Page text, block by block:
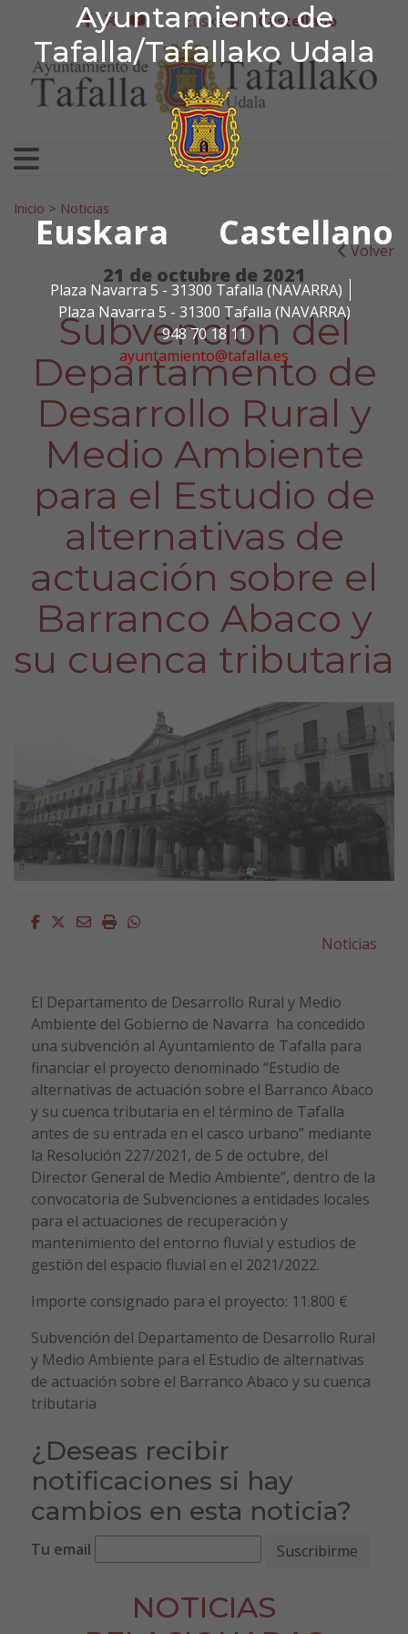
Ayuntamiento de
Tafalla/Tafallako Udala
Euskara Castellano
Plaza Navarra 5 - 31300 Tafalla (NAVARRA)
Plaza Navarra 5 - 31300 Tafalla (NAVARRA)
948 70 18 11
ayuntamiento@tafalla.es
Ir al contenido
Ayuntamiento de
facebook
twitter
youtube
Euskera Castellano
Search for:
Inicio > Noticias
Volver
21 de octubre de 2021
Subvención del
Departamento de
Desarrollo Rural y
Medio Ambiente
para el Estudio de
alternativas de
actuación sobre el
Barranco Abaco y
su cuenca tributaria
Facebook
Twitter
EmailImprimirWhatsapp
Noticias
El Departamento de Desarrollo Rural y Medio
Ambiente del Gobierno de Navarra ha concedido
una subvención al Ayuntamiento de Tafalla para
financiar el proyecto denominado “Estudio de
alternativas de actuación sobre el Barranco Abaco
y su cuenca tributaria en el término de Tafalla
antes de su entrada en el casco urbano” mediante
la Resolución 227/2021, de 5 de octubre, del
Director General de Medio Ambiente”, dentro de la
convocatoria de Subvenciones a entidades locales
para el actuaciones de recuperación y
mantenimiento del entorno fluvial y estudios de
gestión del espacio fluvial en el 2021/2022.
Importe consignado para el proyecto: 11.800 €
Subvención del Departamento de Desarrollo Rural
y Medio Ambiente para el Estudio de alternativas
de actuación sobre el Barranco Abaco y su cuenca
tributaria
¿Deseas recibir
notificaciones si hay
cambios en esta noticia?
Tu email
NOTICIAS